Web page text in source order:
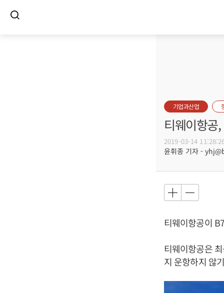
기업과산업
티웨이항공
2019-03-14
윤휘종 기자 -
티웨이항공이
티웨이항공은
지 운항하지 않